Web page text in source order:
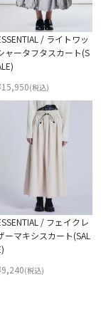
/ ライトワッ
ャータフタスカート(S
15,950(税込)
/ フェイクレ
ーマキシスカート(SAL
9,240(税込)